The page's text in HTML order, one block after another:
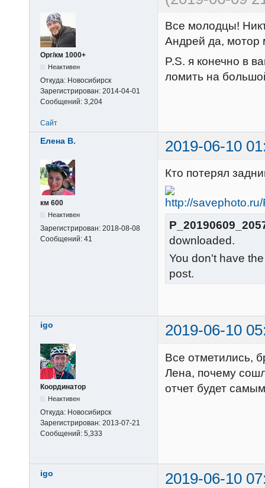
Орг/км 1000+
Неактивен
Откуда: Новосибирск
Зарегистрирован: 2014-04-01
Сообщений: 3,204
Все молодцы!
Андрей да,
P.S. я конечно в
ломить на
Сайт
Елена В. 2019-06-10
км 600
Неактивен
Зарегистрирован: 2018-08-08
Сообщений: 41
Кто потерял
downloaded.
You don't have
post.
igo 2019-06-10
Координатор
Неактивен
Откуда: Новосибирск
Зарегистрирован: 2013-07-21
Сообщений: 5,333
Все отметились,
Лена, почему
отчет будет
igo 2019-06-10